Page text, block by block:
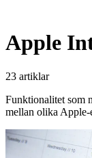
Apple
23 artiklar
Funktionalitet som
mellan olika Apple-